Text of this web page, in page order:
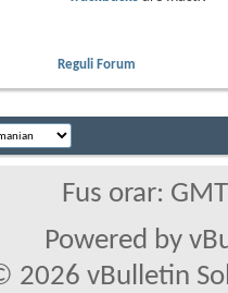
Reguli Forum
Fus orar:
Powered by
2026 vBulletin